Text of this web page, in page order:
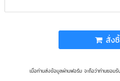
สั่ง
เมื่อท่านส่งข้อมูลผ่านฟอร์ม จะถือว่าท่านยอมรั